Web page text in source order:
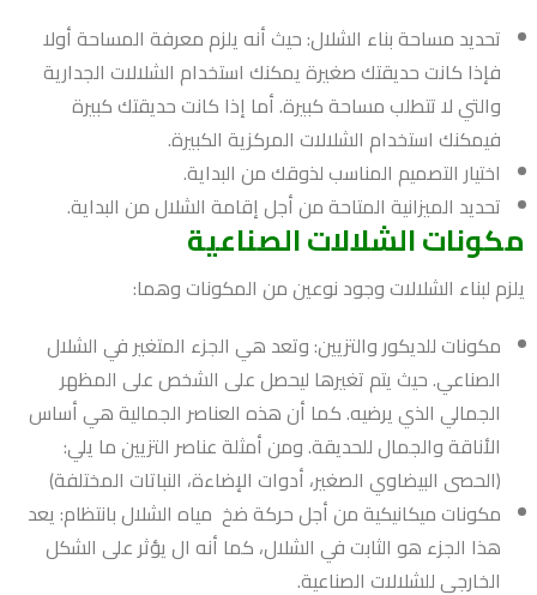
تحديد مساحة بناء الشلال:حيث أنه يلزم معرفة المساحة أولا
فإذا كانت حديقتك صغيرة يمكنك استخدام الشلالات الجدارية
والتي لا تتطلب مساحة كبيرة. أما إذا كانت حديقتك كبيرة
فيمكنك استخدام الشلالات المركزية الكبيرة.
اختيار التصميم المناسب لذوقك من البداية.
تحديد الميزانية المتاحة من أجل إقامة الشلال من البداية.
مكونات الشلالات الصناعية
يلزم لبناء الشلالات وجود نوعين من المكونات وهما:
مكونات للديكور والتزيين: وتعد هي الجزء المتغير في الشلال
الصناعي. حيث يتم تغيرها ليحصل على الشخص على المظهر
الجمالي الذي يرضيه. كما أن هذه العناصر الجمالية هي أساس
الأناقة والجمال للحديقة. ومن أمثلة عناصر التزيين ما يلي:
(الحصى البيضاوي الصغير، أدوات الإضاءة، النباتات المختلفة)
مكونات ميكانيكية من أجل حركة ضخ مياه الشلال بانتظام: يعد
هذا الجزء هو الثابت في الشلال، كما أنه ال يؤثر على الشكل
الخارجي للشلالات الصناعية.